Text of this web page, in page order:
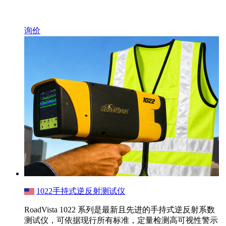
询价
1022手持式逆反射测试仪
RoadVista 1022 系列是最新且先进的手持式逆反射系数
测试仪，可依据现行所有标准，定量检测高可视性警示